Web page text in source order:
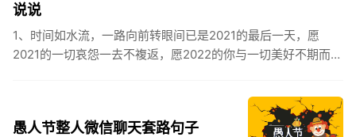
说说
1、时间如水流，一路向前转眼间已是2021的最后一天，愿
2021的一切哀怨一去不複返，愿2022的你与一切美好不期而
愚人节整人微信聊天套路句子